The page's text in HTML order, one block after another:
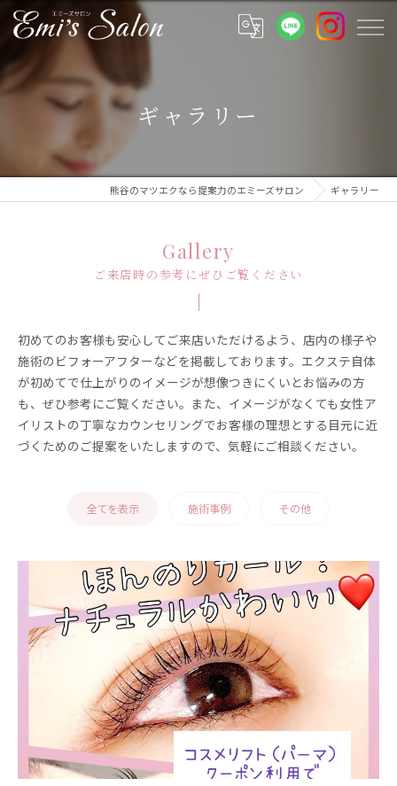
ギャラリー
熊谷のマツエクなら提案力のエミーズサロン ギャラリー
Gallery
ご来店時の参考にぜひご覧ください
初めてのお客様も安心してご来店いただけるよう、店内の様子や
施術のビフォーアフターなどを掲載しております。エクステ自体
が初めてで仕上がりのイメージが想像つきにくいとお悩みの方
も、ぜひ参考にご覧ください。また、イメージがなくても女性ア
イリストの丁寧なカウンセリングでお客様の理想とする目元に近
づくためのご提案をいたしますので、気軽にご相談ください。
全てを表示 施術事例 その他